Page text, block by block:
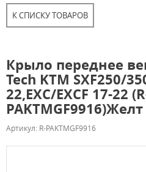
К СПИСКУ ТОВАРОВ
Крыло переднее
Tech KTM SXF250/
22,EXC/EXCF 17-22
Артикул: R-PAKTMGF9916